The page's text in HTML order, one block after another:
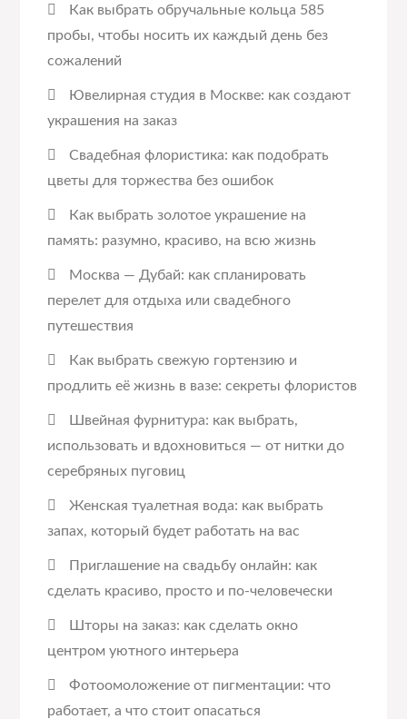
Как выбрать обручальные кольца 585
пробы, чтобы носить их каждый день без
сожалений
Ювелирная студия в Москве: как создают
украшения на заказ
Свадебная флористика: как подобрать
цветы для торжества без ошибок
Как выбрать золотое украшение на
память: разумно, красиво, на всю жизнь
Москва — Дубай: как спланировать
перелет для отдыха или свадебного
путешествия
Как выбрать свежую гортензию и
продлить её жизнь в вазе: секреты флористов
Швейная фурнитура: как выбрать,
использовать и вдохновиться — от нитки до
серебряных пуговиц
Женская туалетная вода: как выбрать
запах, который будет работать на вас
Приглашение на свадьбу онлайн: как
сделать красиво, просто и по-человечески
Шторы на заказ: как сделать окно
центром уютного интерьера
Фотоомоложение от пигментации: что
работает, а что стоит опасаться